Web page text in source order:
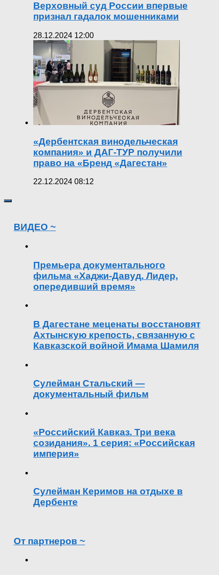
Верховный суд России впервые
признал гадалок мошенниками
28.12.2024 12:00
«Дербентская винодельческая
компания» и ДАГ-ТУР получили
право на «Бренд «Дагестан»
22.12.2024 08:12
ВИДЕО ~
Премьера документального
фильма «Хаджи-Давуд. Лидер,
опередивший время»
В Дагестане меценаты восстановят
Ахтынскую крепость, связанную с
Кавказской войной Имама Шамиля
Сулейман Стальский —
документальный фильм
«Российский Кавказ. Три века
созидания». 1 серия: «Российская
империя»
Сулейман Керимов на отдыхе в
Дербенте
От партнеров ~